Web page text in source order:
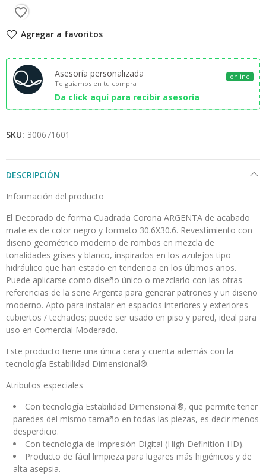
favorite_border
Agregar a favoritos
Asesoría personalizada
Te guiamos en tu compra
Da click aquí para recibir asesoría
online
SKU: 300671601
DESCRIPCIÓN
Información del producto
El Decorado de forma Cuadrada Corona ARGENTA de acabado
mate es de color negro y formato 30.6X30.6. Revestimiento con
diseño geométrico moderno de rombos en mezcla de
tonalidades grises y blanco, inspirados en los azulejos tipo
hidráulico que han estado en tendencia en los últimos años.
Puede aplicarse como diseño único o mezclarlo con las otras
referencias de la serie Argenta para generar patrones y un diseño
moderno. Apto para instalar en espacios interiores y exteriores
cubiertos / techados; puede ser usado en piso y pared, ideal para
uso en Comercial Moderado.
Este producto tiene una única cara y cuenta además con la
tecnología Estabilidad Dimensional®.
Atributos especiales
Con tecnología Estabilidad Dimensional®, que permite tener
paredes del mismo tamaño en todas las piezas, es decir menos
desperdicio.
Con tecnología de Impresión Digital (High Definition HD).
Producto de fácil limpieza para lugares más higiénicos y de
alta asepsia.